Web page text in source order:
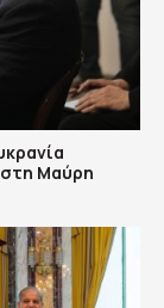
στη Μαύρη